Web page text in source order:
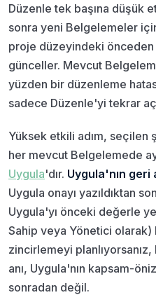
Düzenle tek başına düşük
sonra yeni Belgelemeler
proje düzeyindeki
günceller. Mevcut
yüzden bir düzenleme
sadece Düzenle'yi tekrar
Yüksek etkili adım, seçilen
her mevcut Belgelemede
Uygula'dır. Uygula'nın
Uygula onayı yazıldıktan
Uygula'yı önceki değerle
Sahip veya Yönetici
zincirlemeyi planlıyorsanız,
anı, Uygula'nın kapsam-
sonradan değil.